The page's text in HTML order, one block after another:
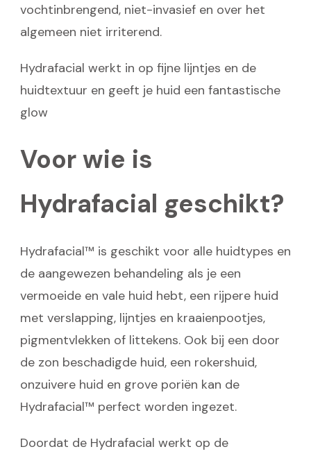
vochtinbrengend, niet-invasief en over het
algemeen niet irriterend.
Hydrafacial werkt in op fijne lijntjes en de
huidtextuur en geeft je huid een fantastische
glow
Voor wie is
Hydrafacial geschikt?
Hydrafacial™ is geschikt voor alle huidtypes en
de aangewezen behandeling als je een
vermoeide en vale huid hebt, een rijpere huid
met verslapping, lijntjes en kraaienpootjes,
pigmentvlekken of littekens. Ook bij een door
de zon beschadigde huid, een rokershuid,
onzuivere huid en grove poriën kan de
Hydrafacial™ perfect worden ingezet.
Doordat de Hydrafacial werkt op de